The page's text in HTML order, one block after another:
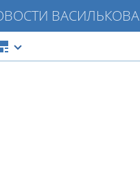
ВАСИЛЬКОВА